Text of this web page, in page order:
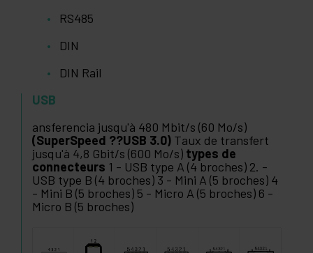
RS485
DIN
DIN Rail
USB
ansferencia jusqu'à 480 Mbit/s (60 Mo/s)
(SuperSpeed ??USB 3.0) Taux de transfert
jusqu'à 4,8 Gbit/s (600 Mo/s) types de
connecteurs 1 - USB type A (4 broches) 2. -
USB type B (4 broches) 3 - Mini A (5 broches) 4
- Mini B (5 broches) 5 - Micro A (5 broches) 6 -
Micro B (5 broches)